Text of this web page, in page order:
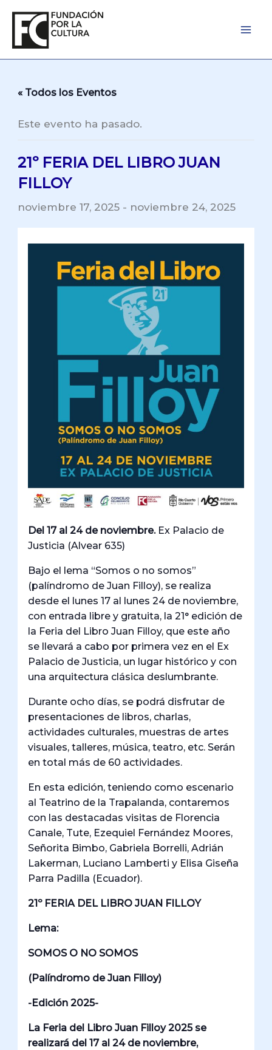
contenido
« Todos los Eventos
Este evento ha pasado.
21º FERIA DEL LIBRO JUAN
FILLOY
noviembre 17, 2025 - noviembre 24, 2025
Del 17 al 24 de noviembre.Ex Palacio de
Justicia (Alvear 635)
Bajo el lema “Somos o no somos”
(palíndromo de Juan Filloy), se realiza
desde el lunes 17 al lunes 24 de noviembre,
con entrada libre y gratuita, la 21° edición de
la Feria del Libro Juan Filloy, que este año
se llevará a cabo por primera vez en el Ex
Palacio de Justicia, un lugar histórico y con
una arquitectura clásica deslumbrante.
Durante ocho días, se podrá disfrutar de
presentaciones de libros, charlas,
actividades culturales, muestras de artes
visuales, talleres, música, teatro, etc. Serán
en total más de 60 actividades.
En esta edición, teniendo como escenario
al Teatrino de la Trapalanda, contaremos
con las destacadas visitas de Florencia
Canale, Tute, Ezequiel Fernández Moores,
Señorita Bimbo, Gabriela Borrelli, Adrián
Lakerman, Luciano Lamberti y Elisa Giseña
Parra Padilla (Ecuador).
21º FERIA DEL LIBRO JUAN FILLOY
Lema:
SOMOS O NO SOMOS
(Palíndromo de Juan Filloy)
-Edición 2025-
La Feria del Libro Juan Filloy 2025 se
realizará del 17 al 24 de noviembre,